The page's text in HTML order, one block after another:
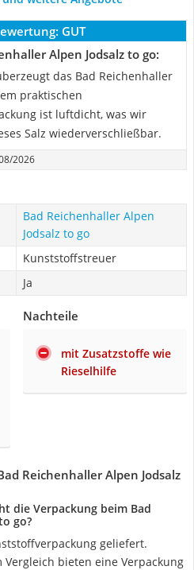
GUT
Alpen Jodsalz to go:
das Bad Reichenhaller
praktischen
ist luftdicht, was wir
Salz wiederverschließbar.
2026
Bad Reichenhaller Alpen
Jodsalz to go
Kunststoffstreuer
Ja
Nachteile
mit Zusatzstoffe wie
Rieselhilfe
Reichenhaller Alpen Jodsalz
die Verpackung beim Bad
go?
geliefert.
bieten eine Verpackung